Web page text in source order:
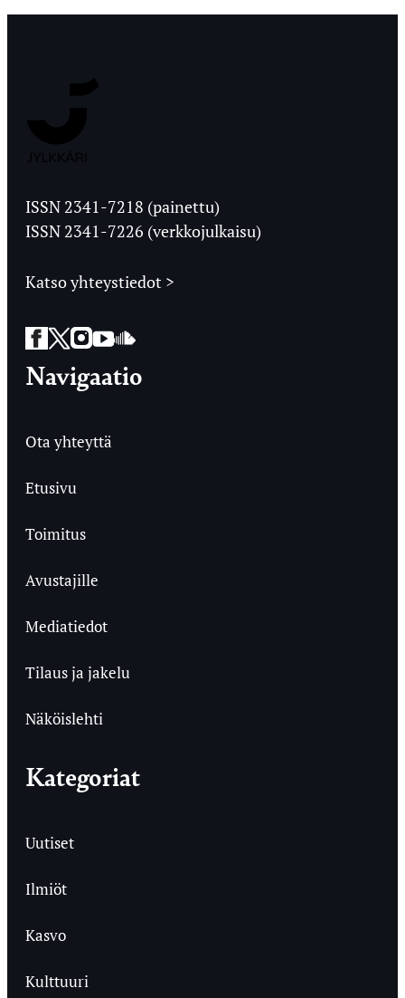
Ylioppilaslehti
ISSN 2341-7218 (painettu)
ISSN 2341-7226 (verkkojulkaisu)
Katso yhteystiedot >
Facebook
Twitter
Instagram
YouTube
SoundCloud
Navigaatio
Ota yhteyttä
Etusivu
Toimitus
Avustajille
Mediatiedot
Tilaus ja jakelu
Näköislehti
Kategoriat
Uutiset
Ilmiöt
Kasvo
Kulttuuri